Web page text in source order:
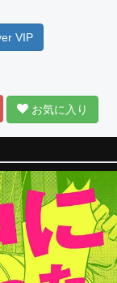
VIP
お気に入り